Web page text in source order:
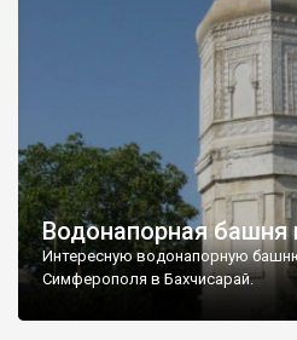
Водонапорная башня
Интересную водонапорную
Симферополя в Бахчисарай.